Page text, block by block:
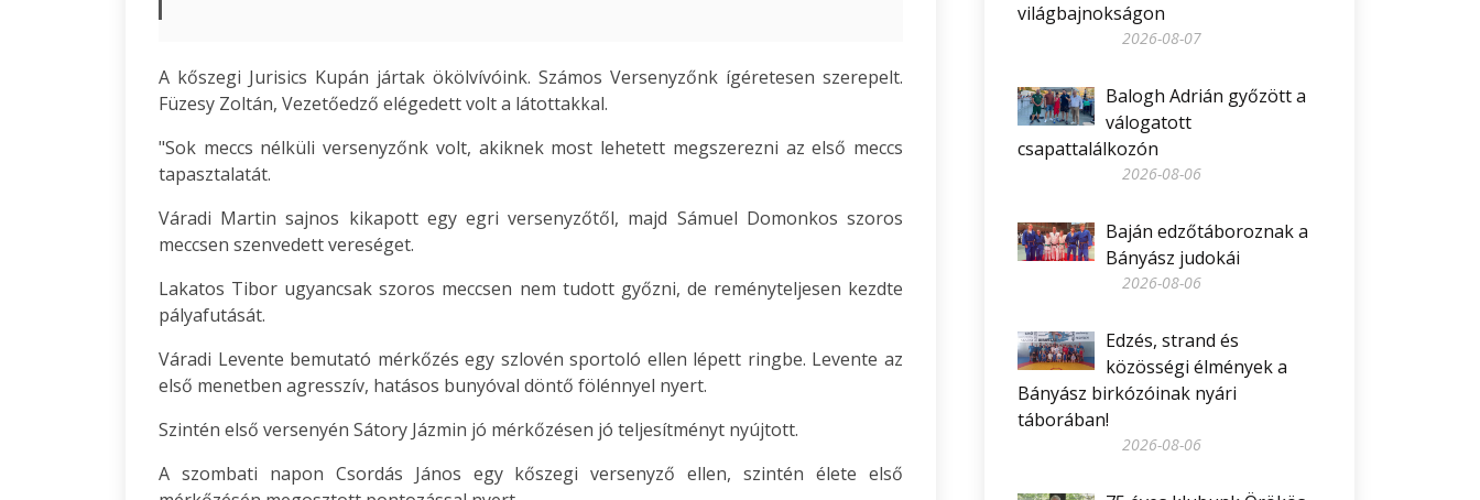
A kőszegi Jurisics Kupán jártak ökölvívóink. Számos Versenyzőnk ígéretesen szerepelt.
Füzesy Zoltán, Vezetőedző elégedett volt a látottakkal.
"Sok meccs nélküli versenyzőnk volt, akiknek most lehetett megszerezni az első meccs
tapasztalatát.
Váradi Martin sajnos kikapott egy egri versenyzőtől, majd Sámuel Domonkos szoros
meccsen szenvedett vereséget.
Lakatos Tibor ugyancsak szoros meccsen nem tudott győzni, de reményteljesen kezdte
pályafutását.
Váradi Levente bemutató mérkőzés egy szlovén sportoló ellen lépett ringbe. Levente az
első menetben agresszív, hatásos bunyóval döntő fölénnyel nyert.
Szintén első versenyén Sátory Jázmin jó mérkőzésen jó teljesítményt nyújtott.
A szombati napon Csordás János egy kőszegi versenyző ellen, szintén élete első
világbajnokságon
2026-08-07
Balogh Adrián győzött a
válogatott
csapattalálkozón
2026-08-06
Baján edzőtáboroznak a
Bányász judokái
2026-08-06
Edzés, strand és
közösségi élmények a
Bányász birkózóinak nyári
táborában!
2026-08-06